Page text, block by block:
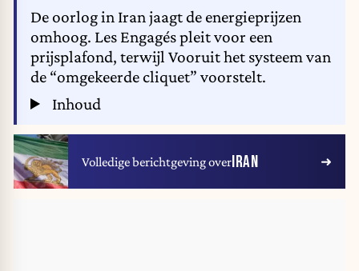
De oorlog in Iran jaagt de energieprijzen
omhoog. Les Engagés pleit voor een
prijsplafond, terwijl Vooruit het systeem van
de “omgekeerde cliquet” voorstelt.
Inhoud
Volledige berichtgeving overIRAN